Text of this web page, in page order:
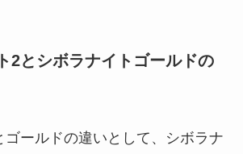
2とシボラナイトゴールドの
ゴールドの違いとして、シボラナ